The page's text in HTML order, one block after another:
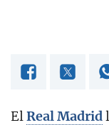
ElReal Madrid